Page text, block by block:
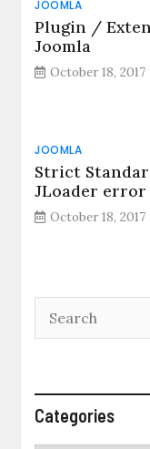
JOOMLA
Plugin /
Joomla
October 18, 2017
JOOMLA
Strict
JLoader error
October 18, 2017
Categories